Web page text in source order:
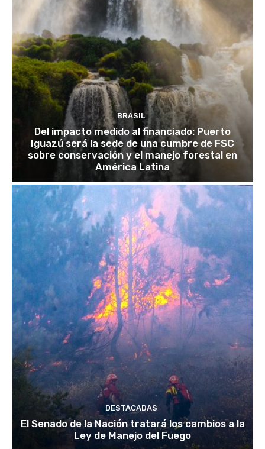
BRASIL
Del impacto medido al financiado: Puerto
Iguazú será la sede de una cumbre de FSC
sobre conservación y el manejo forestal en
América Latina
DESTACADAS
El Senado de la Nación tratará los cambios a la
Ley de Manejo del Fuego